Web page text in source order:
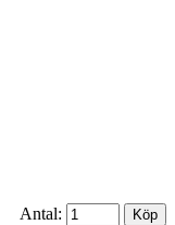
Antal: